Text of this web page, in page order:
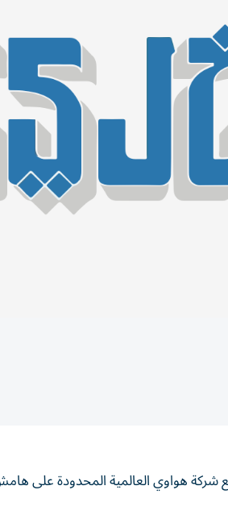
هواوي العالمية المحدودة على